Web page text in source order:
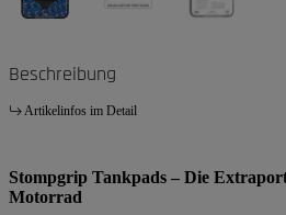
Beschreibung
Artikelinfos im Detail
Stompgrip Tankpads – Die
Motorrad